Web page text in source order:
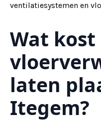
ventilatiesystemen en
Wat kost
laten
Itegem?